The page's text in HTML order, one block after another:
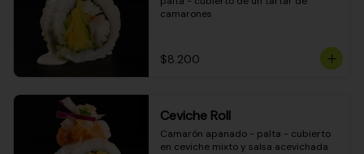
camarones
$8.200
Ceviche Roll
Camarón apanado - palta - cubierto
en ceviche mixto y salsa acevichada